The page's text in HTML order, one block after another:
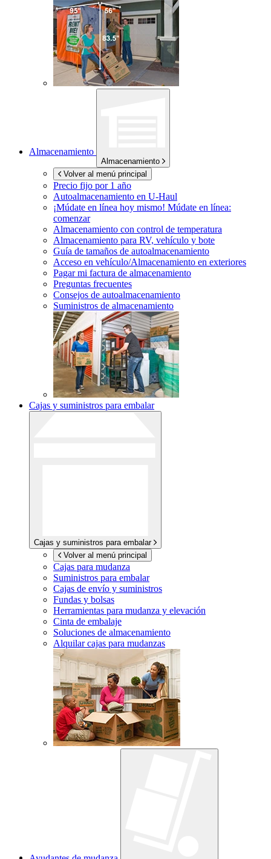
Almacenamiento
Almacenamiento
Volver al menú principal
Precio fijo por 1 año
Autoalmacenamiento en U-Haul
¡Múdate en línea hoy mismo! Múdate en línea:
comenzar
Almacenamiento con control de temperatura
Almacenamiento para RV, vehículo y bote
Guía de tamaños de autoalmacenamiento
Acceso en vehículo/Almacenamiento en exteriores
Pagar mi factura de almacenamiento
Preguntas frecuentes
Consejos de autoalmacenamiento
Suministros de almacenamiento
Cajas y suministros para embalar
Cajas y suministros para embalar
Volver al menú principal
Cajas para mudanza
Suministros para embalar
Cajas de envío y suministros
Fundas y bolsas
Herramientas para mudanza y elevación
Cinta de embalaje
Soluciones de almacenamiento
Alquilar cajas para mudanzas